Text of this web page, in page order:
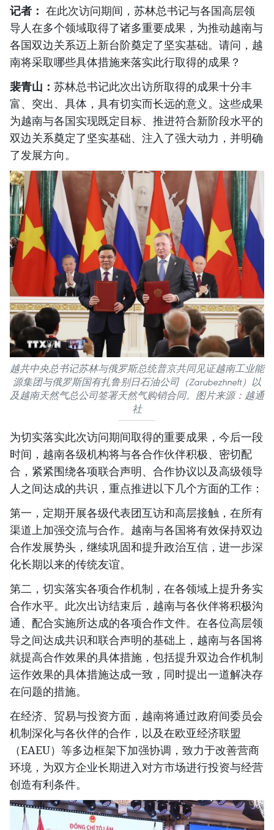
记者： 在此次访问期间，苏林总书记与各国高层领
导人在多个领域取得了诸多重要成果，为推动越南与
各国双边关系迈上新台阶奠定了坚实基础。请问，越
南将采取哪些具体措施来落实此行取得的成果？
裴青山： 苏林总书记此次出访所取得的成果十分丰
富、突出、具体，具有切实而长远的意义。这些成果
为越南与各国实现既定目标、推进符合新阶段水平的
双边关系奠定了坚实基础、注入了强大动力，并明确
了发展方向。
越共中央总书记苏林与俄罗斯总统普京共同见证越南工业能
源集团与俄罗斯国有扎鲁别日石油公司（Zarubezhneft）以
及越南天然气总公司签署天然气购销合同。图片来源：越通
社
为切实落实此次访问期间取得的重要成果，今后一段
时间，越南各级机构将与各合作伙伴积极、密切配
合，紧紧围绕各项联合声明、合作协议以及高级领导
人之间达成的共识，重点推进以下几个方面的工作：
第一，定期开展各级代表团互访和高层接触，在所有
渠道上加强交流与合作。越南与各国将有效保持双边
合作发展势头，继续巩固和提升政治互信，进一步深
化长期以来的传统友谊。
第二，切实落实各项合作机制，在各领域上提升务实
合作水平。此次出访结束后，越南与各伙伴将积极沟
通、配合实施所达成的各项合作文件。在各位高层领
导之间达成共识和联合声明的基础上，越南与各国将
就提高合作效果的具体措施，包括提升双边合作机制
运作效果的具体措施达成一致，同时提出一道解决存
在问题的措施。
在经济、贸易与投资方面，越南将通过政府间委员会
机制深化与各伙伴的合作，以及在欧亚经济联盟
（EAEU）等多边框架下加强协调，致力于改善营商
环境，为双方企业长期进入对方市场进行投资与经营
创造有利条件。